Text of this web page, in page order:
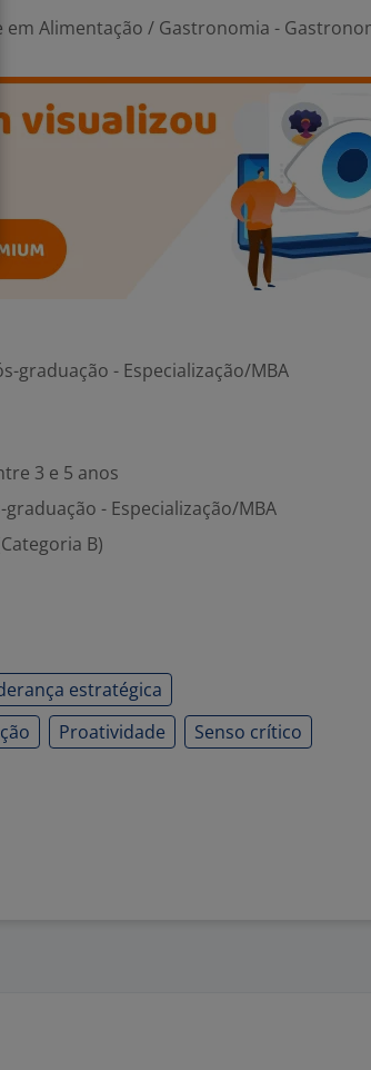
em Alimentação / Gastronomia -
graduação - Especialização/MBA
3 e 5 anos
- Especialização/MBA
B)
estratégica
Proatividade
Senso crítico